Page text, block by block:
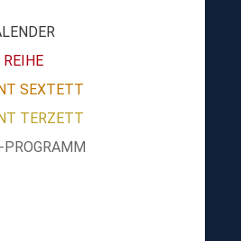
SEXTETT
TERZETT